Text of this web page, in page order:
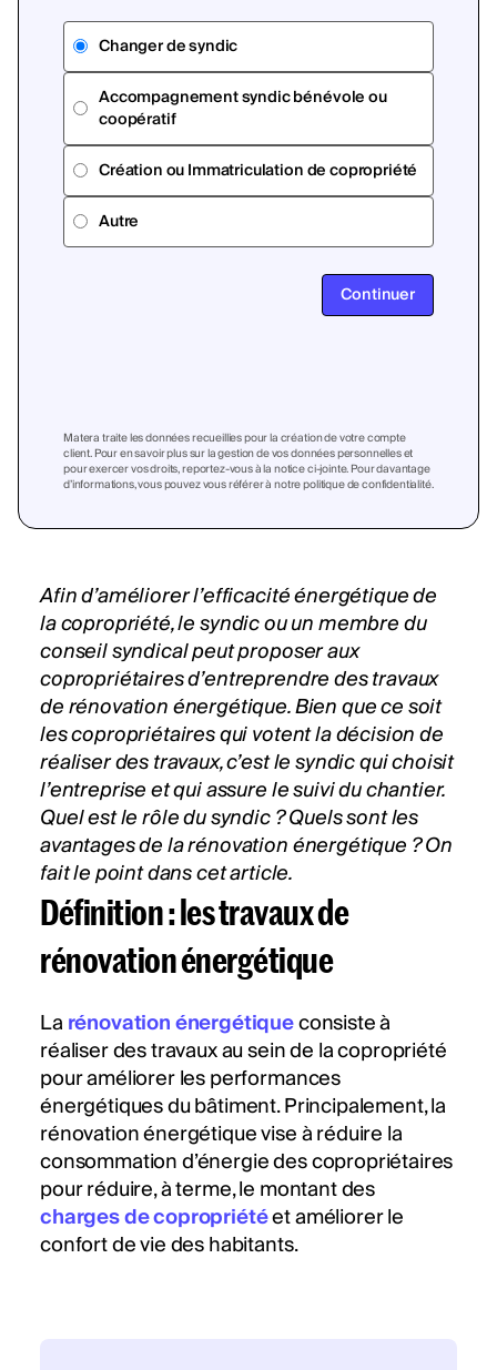
Changer de syndic
Accompagnement syndic bénévole ou
coopératif
Création ou Immatriculation de copropriété
Autre
Continuer
Matera traite les données recueillies pour la création de votre compte
client. Pour en savoir plus sur la gestion de vos données personnelles et
pour exercer vos droits, reportez-vous à la notice ci-jointe. Pour davantage
d’informations, vous pouvez vous référer à notre politique de confidentialité.
Afin d’améliorer l’efficacité énergétique de
lacopropriété, le syndic ou un membre du
conseil syndical peut proposer aux
copropriétaires d’entreprendre des travaux
de rénovation énergétique. Bien que ce soit
les copropriétaires qui votent la décision de
réaliser des travaux, c’est le syndic qui choisit
l’entreprise et qui assure le suivi du chantier.
Quel est le rôle du syndic ? Quels sont les
avantages de la rénovation énergétique ? On
fait le point dans cet article.
Définition : les travaux de
rénovation énergétique
Larénovation énergétiqueconsiste à
réaliser des travaux au sein de la copropriété
pour améliorer les performances
énergétiques du bâtiment. Principalement, la
rénovation énergétique vise à réduire la
consommation d’énergie des copropriétaires
pour réduire, à terme, le montant des
charges de copropriétéet améliorer le
confort de vie des habitants.